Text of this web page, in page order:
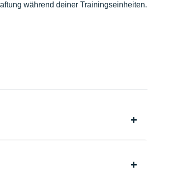
während deiner Trainingseinheiten.